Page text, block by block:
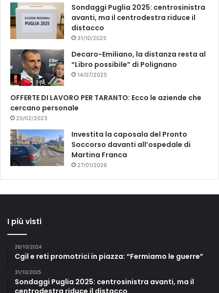
Sondaggi Puglia 2025: centrosinistra
avanti, ma il centrodestra riduce il
distacco
31/10/2025
Decaro-Emiliano, la distanza resta al
“Libro possibile” di Polignano
14/07/2025
OFFERTE DI LAVORO PER TARANTO: Ecco le aziende che
cercano personale
20/02/2023
Investita la caposala del Pronto
Soccorso davanti all’ospedale di
Martina Franca
27/01/2026
I più visti
26/10/2024
Cgil e reti promotrici in piazza: “Fermiamo le guerre”
31/10/2025
Sondaggi Puglia 2025: centrosinistra avanti, ma il
centrodestra riduce il distacco